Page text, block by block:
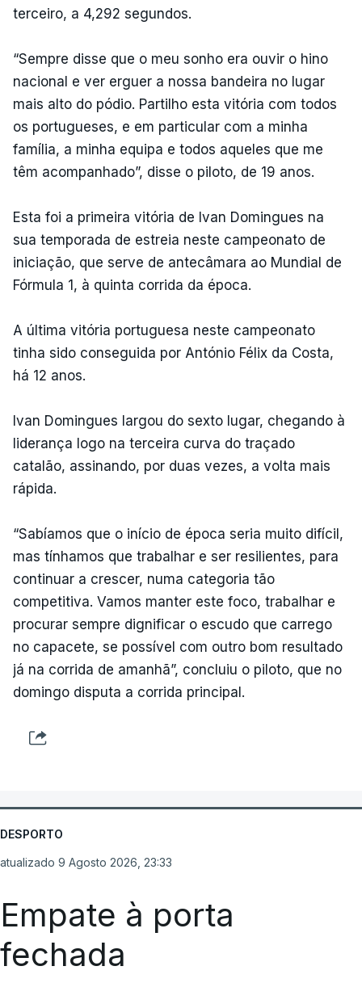
terceiro, a 4,292 segundos.
“Sempre disse que o meu sonho era ouvir o hino
nacional e ver erguer a nossa bandeira no lugar
mais alto do pódio. Partilho esta vitória com todos
os portugueses, e em particular com a minha
família, a minha equipa e todos aqueles que me
têm acompanhado”, disse o piloto, de 19 anos.
Esta foi a primeira vitória de Ivan Domingues na
sua temporada de estreia neste campeonato de
iniciação, que serve de antecâmara ao Mundial de
Fórmula 1, à quinta corrida da época.
A última vitória portuguesa neste campeonato
tinha sido conseguida por António Félix da Costa,
há 12 anos.
Ivan Domingues largou do sexto lugar, chegando à
liderança logo na terceira curva do traçado
catalão, assinando, por duas vezes, a volta mais
rápida.
“Sabíamos que o início de época seria muito difícil,
mas tínhamos que trabalhar e ser resilientes, para
continuar a crescer, numa categoria tão
competitiva. Vamos manter este foco, trabalhar e
procurar sempre dignificar o escudo que carrego
no capacete, se possível com outro bom resultado
já na corrida de amanhã”, concluiu o piloto, que no
domingo disputa a corrida principal.
DESPORTO
atualizado 9 Agosto 2026, 23:33
Empate à porta
fechada